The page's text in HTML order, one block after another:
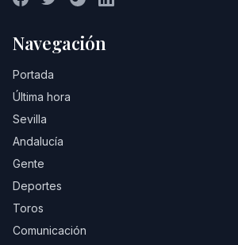
Navegación
Portada
Última hora
Sevilla
Andalucía
Gente
Deportes
Toros
Comunicación